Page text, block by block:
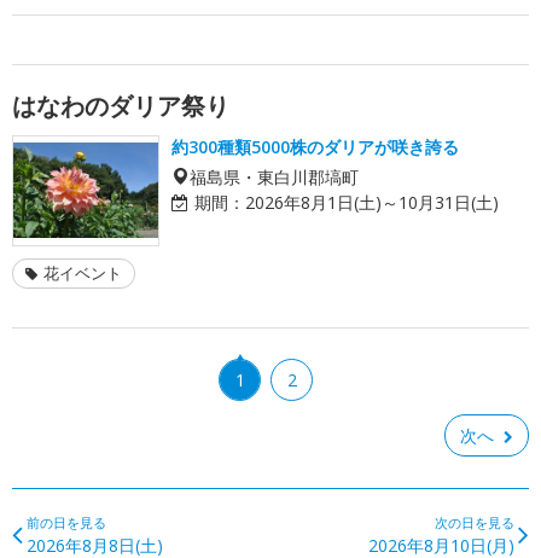
はなわのダリア祭り
約300種類5000株のダリアが咲き誇る
福島県・東白川郡塙町
期間： 2026年8月1日(土)～10月31日(土)
花イベント
1 2
次へ
前の日を見る
2026年8月8日(土)
次の日を見る
2026年8月10日(月)